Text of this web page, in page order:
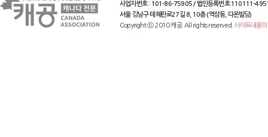
사업자번호 : 101-86-75905 / 법인등록번호:110111-
서울 강남구 테헤란로27길 8, 10층 (역삼동, 다온빌딩)
Copyright ⓒ 2010 캐공. All rights reserved.사이트내용